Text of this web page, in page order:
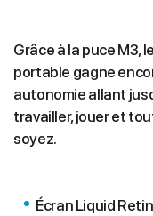
Grâce à la puce M3, le
portable gagne
autonomie allant
travailler, jouer et
soyez.
Écran Liquid